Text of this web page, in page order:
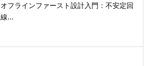
オフラインファースト設計入門：不安定回
線...